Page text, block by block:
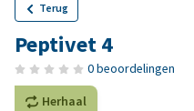
Terug
Peptivet 4
0 beoordelingen
Herhaal